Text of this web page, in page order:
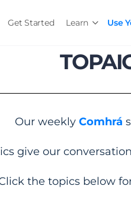
Get Started Learn Use
Our weekly Comhrá
give our
the topics below